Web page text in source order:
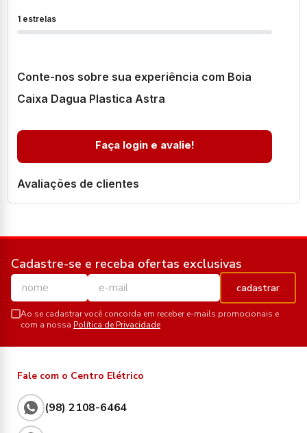
1 estrelas
Conte-nos sobre sua experiência com Boia
Caixa Dagua Plastica Astra
Faça login e avalie!
Avaliações de clientes
Cadastre-se e receba ofertas exclusivas
cadastrar
Ao se cadastrar você concorda em receber e-mails promocionais e
com a nossa Política de Privacidade
Fale com o Centro Elétrico
(98) 2108-6464